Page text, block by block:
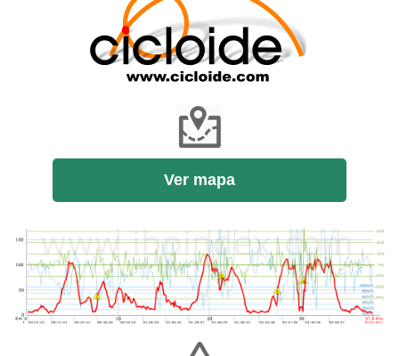
Ver mapa